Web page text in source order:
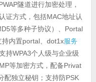
隧道进行加密处理，
证方式，包括MAC地址认
等多种子协议）、Portal
内置portal、dot1x服务
持WPA3个人级与企业级
等加密方式，配备Privat
配独立秘钥；支持防PSK